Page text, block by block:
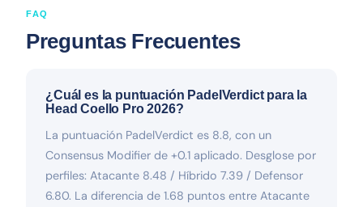
FAQ
Preguntas Frecuentes
¿Cuál es la puntuación PadelVerdict para la
Head Coello Pro 2026?
La puntuación PadelVerdict es 8.8, con un
Consensus Modifier de +0.1 aplicado. Desglose por
perfiles: Atacante 8.48 / Híbrido 7.39 / Defensor
6.80. La diferencia de 1.68 puntos entre Atacante